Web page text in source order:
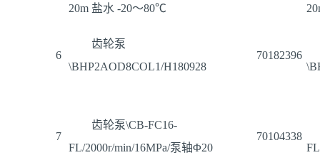
20m 盐水 -20～80℃
6
齿轮泵
\BHP2AOD8COL1/H180928
70182396
7
齿轮泵\CB-FC16-
FL/2000r/min/16MPa/泵轴Φ20
70104338